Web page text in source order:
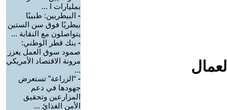
بمليارات ا ...
- البيطريين: طبيبًا
بيطريًا فوق سن الستين
يتواصلون مع النقابة ...
- بنك قطر الوطني:
صمود سوق العمل يعزز
مرونة الاقتصاد الأمريكي
...
- “الزراعة” تستعرض
جهودها في دعم
المزارعين وتحقيق
الأمن الغذائ ...